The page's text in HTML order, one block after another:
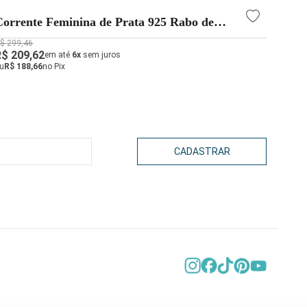
Feminina de Prata 925 Rabo de
Redonda 70cm 1mm
299,46
209,62em até 6x sem juros
R$ 188,66no Pix
CADASTRAR